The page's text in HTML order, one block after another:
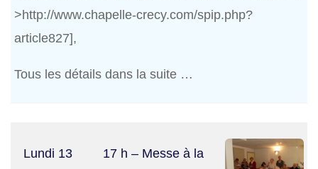
>http://www.chapelle-crecy.com/spip.php?
article827],
Tous les détails dans la suite …
Lundi 13
17 h – Messe à la